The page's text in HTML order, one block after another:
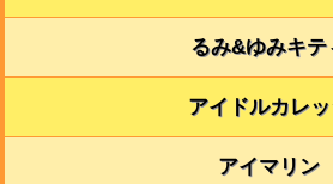
るみ&ゆみキテ
アイドルカレ
アイマリン